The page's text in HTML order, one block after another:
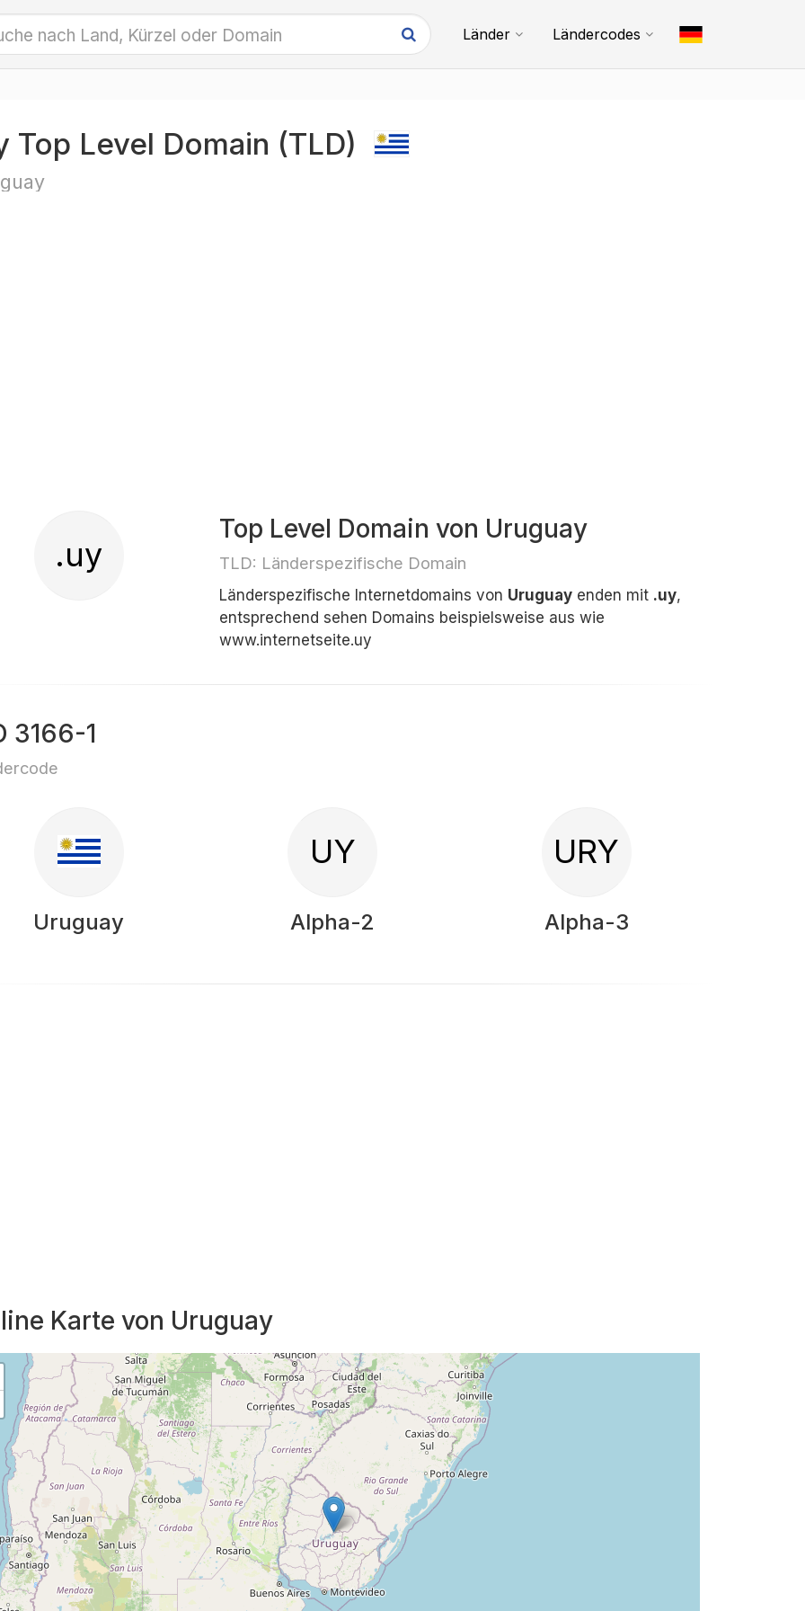
Länder Ländercodes
Top Level Domain (TLD)
.uy
Top Level Domain von Uruguay
TLD: Länderspezifische Domain
Länderspezifische Internetdomains von Uruguayenden mit .uy,
entsprechend sehen Domains beispielsweise aus wie
www.internetseite.uy
3166-1
Uruguay
UY
Alpha-2
URY
Alpha-3
Karte von Uruguay